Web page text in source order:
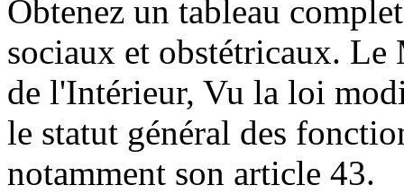
Obtenez un tableau
sociaux et obstétricaux.
de l'Intérieur, Vu la loi
le statut général des
notamment son article 43.